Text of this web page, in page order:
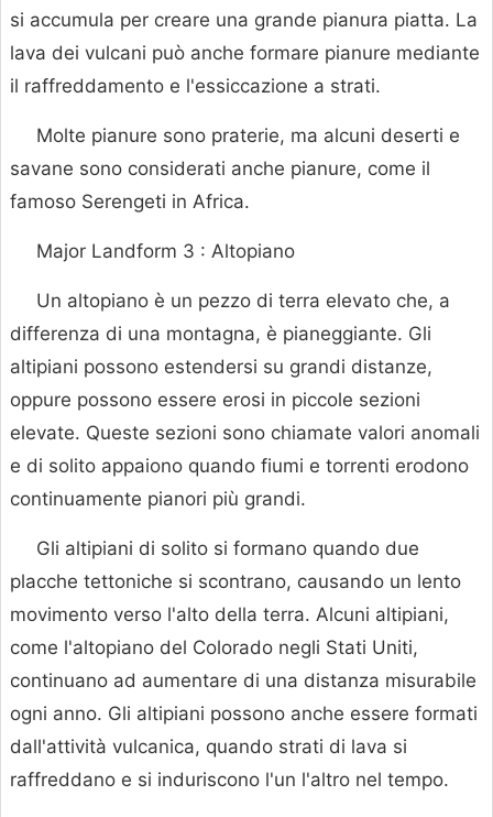
si accumula per creare una grande pianura piatta. La
lava dei vulcani può anche formare pianure mediante
il raffreddamento e l'essiccazione a strati.
Molte pianure sono praterie, ma alcuni deserti e
savane sono considerati anche pianure, come il
famoso Serengeti in Africa.
Major Landform 3 : Altopiano
Un altopiano è un pezzo di terra elevato che, a
differenza di una montagna, è pianeggiante. Gli
altipiani possono estendersi su grandi distanze,
oppure possono essere erosi in piccole sezioni
elevate. Queste sezioni sono chiamate valori anomali
e di solito appaiono quando fiumi e torrenti erodono
continuamente pianori più grandi.
Gli altipiani di solito si formano quando due
placche tettoniche si scontrano, causando un lento
movimento verso l'alto della terra. Alcuni altipiani,
come l'altopiano del Colorado negli Stati Uniti,
continuano ad aumentare di una distanza misurabile
ogni anno. Gli altipiani possono anche essere formati
dall'attività vulcanica, quando strati di lava si
raffreddano e si induriscono l'un l'altro nel tempo.